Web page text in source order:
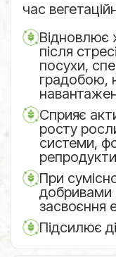
час
Відновлює
після
посухи,
градобою,
Сприяє
росту
системи,
При
добривами
засвоєння
Підсилює